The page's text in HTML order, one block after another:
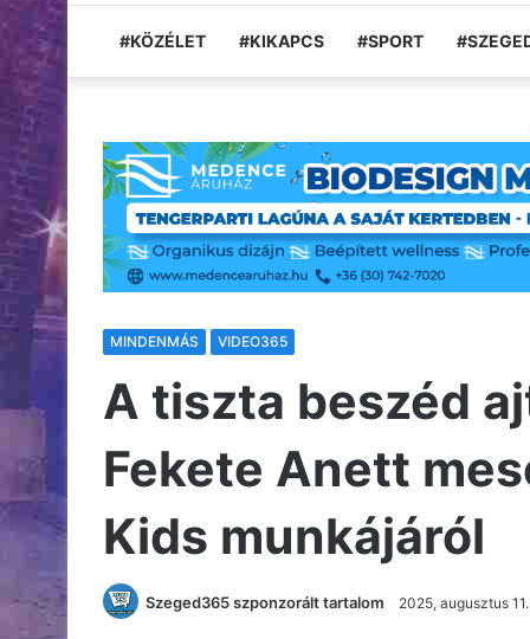
#KÖZÉLET #KIKAPCS #SPORT
MINDENMÁS VIDEO365
A tiszta beszéd
Fekete Anett
Kids munkájáról
Szeged365 szponzorált tartalom 2025, augusztus